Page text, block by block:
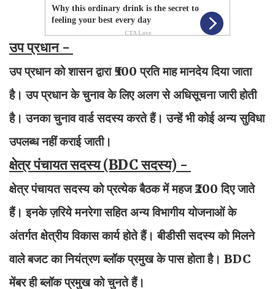
उप प्रधान -
उप प्रधान को शासन द्वारा ₹500 प्रति माह मानदेय दिया जाता
है। उप प्रधान के चुनाव के लिए अलग से अधिसूचना जारी होती
है। उनका चुनाव वार्ड सदस्य करते हैं। उन्हें भी कोई अन्य सुविधा
उपलब्ध नहीं कराई जाती।
क्षेत्र पंचायत सदस्य (BDC सदस्य) -
क्षेत्र पंचायत सदस्य को प्रत्येक बैठक में महज ₹200 दिए जाते
हैं। इनके ज़रिये मनरेगा सहित अन्य विभागीय योजनाओं के
अंतर्गत क्षेत्रीय विकास कार्य होते हैं। बीडीसी सदस्य को मिलने
वाले बजट का नियंत्रण ब्लॉक प्रमुख के पास होता है। BDC
मेंबर ही ब्लॉक प्रमुख को चुनते हैं।